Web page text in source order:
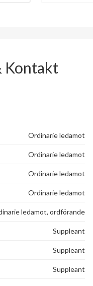
Kontakt
Ordinarie ledamot
Ordinarie ledamot
Ordinarie ledamot
Ordinarie ledamot
ledamot, ordförande
Suppleant
Suppleant
Suppleant